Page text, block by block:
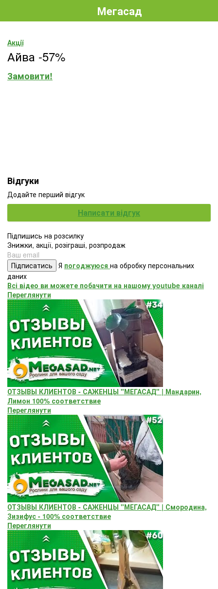
Мегасад
Акції
Айва -57%
Замовити!
Відгуки
Додайте перший відгук
Написати відгук
Підпишись на розсилку
Знижки, акції, розіграші, розпродаж
Підписатись Я погоджуюся на обробку персональних
даних
Всі відео ви можете побачити на нашому youtube каналі
Переглянути
ОТЗЫВЫ КЛИЕНТОВ - САЖЕНЦЫ "МЕГАСАД" | Мандарин,
Лимон 100% соответствие
Переглянути
ОТЗЫВЫ КЛИЕНТОВ - САЖЕНЦЫ "МЕГАСАД" | Смородина,
Зизифус - 100% соответствие
Переглянути